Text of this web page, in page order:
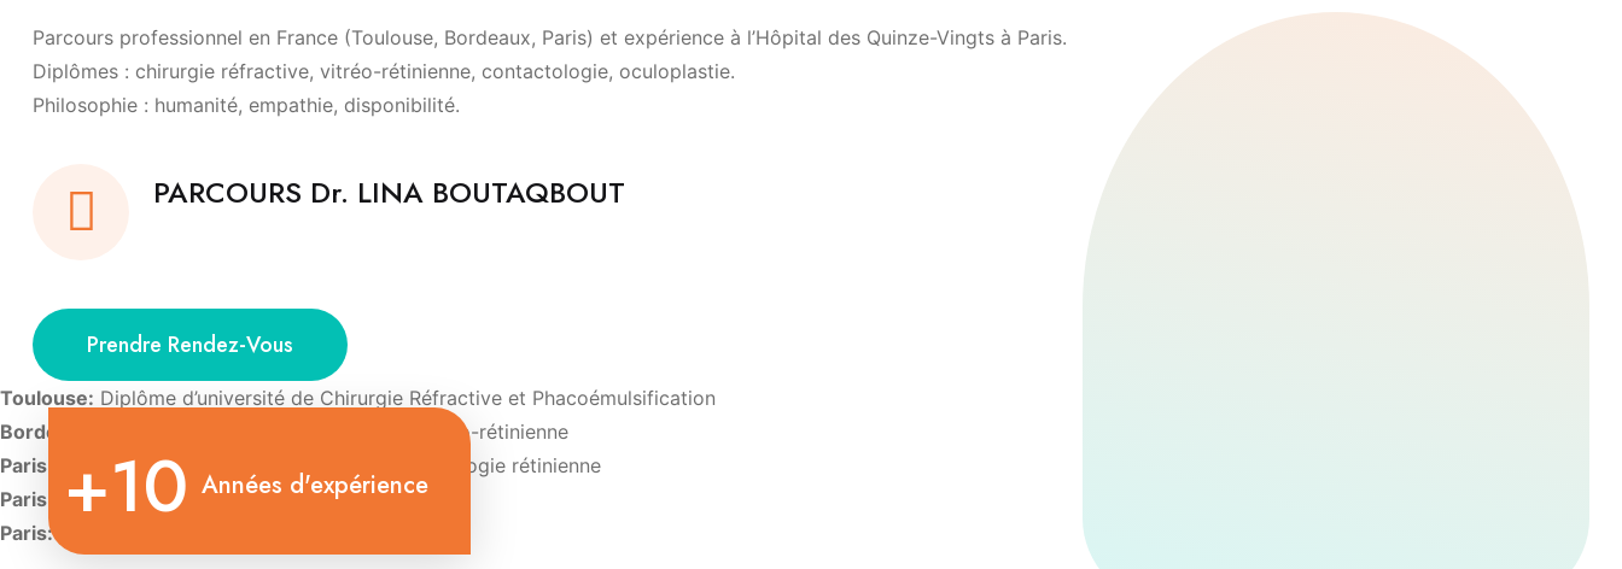
Parcours professionnel en France (Toulouse, Bordeaux, Paris) et expérience à l’Hôpital des Quinze-Vingts à Paris.
Diplômes : chirurgie réfractive, vitréo-rétinienne, contactologie, oculoplastie.
Philosophie : humanité, empathie, disponibilité.
PARCOURS Dr. LINA BOUTAQBOUT
Prendre Rendez-Vous
Toulouse: Diplôme d’université de Chirurgie Réfractive et Phacoémulsification
Bordeaux:
Diplôme d’Université de Chirurgie vitréo-rétinienne
Paris:
Diplôme d’Université d’Imagerie et de pathologie rétinienne
Paris:
Diplôme d’Université de Contactologie.
Paris:Diplôme d’oculoplastie esthétique
+10 Années d'expérience